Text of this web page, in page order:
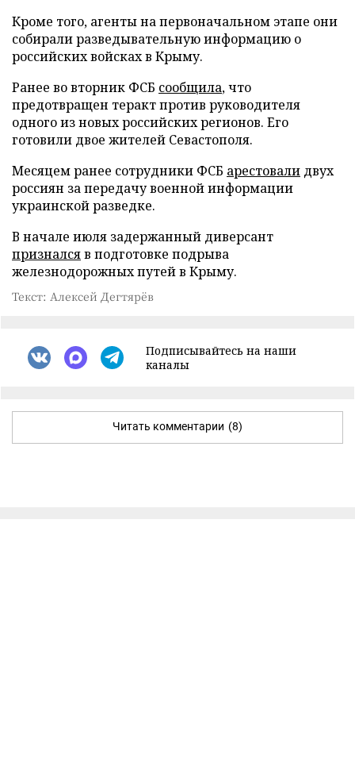
Кроме того, агенты на первоначальном этапе они
собирали разведывательную информацию о
российских войсках в Крыму.
Ранее во вторник ФСБ сообщила, что
предотвращен теракт против руководителя
одного из новых российских регионов. Его
готовили двое жителей Севастополя.
Месяцем ранее сотрудники ФСБ арестовали двух
россиян за передачу военной информации
украинской разведке.
В начале июля задержанный диверсант
призналсяв подготовке подрыва
железнодорожных путей в Крыму.
Текст: Алексей Дегтярёв
Подписывайтесь на наши
каналы
Читать комментарии (8)